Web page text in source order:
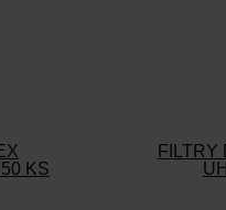
KS
FILTRY